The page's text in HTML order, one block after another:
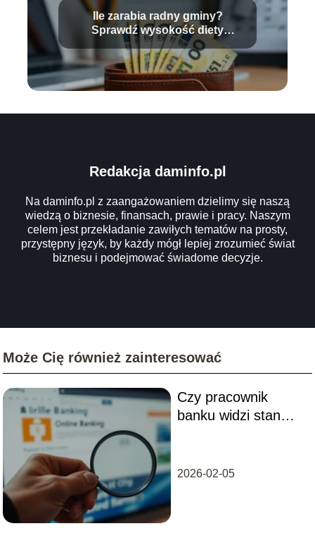
Ile zarabia radny gminy?
Sprawdź wysokość diety
radnego!
Redakcja daminfo.pl
Na daminfo.pl z zaangażowaniem dzielimy się naszą
wiedzą o biznesie, finansach, prawie i pracy. Naszym
celem jest przekładanie zawiłych tematów na prosty,
przystępny język, by każdy mógł lepiej zrozumieć świat
biznesu i podejmować świadome decyzje.
Może Cię również zainteresować
Czy pracownik
banku widzi stan
2026-02-05